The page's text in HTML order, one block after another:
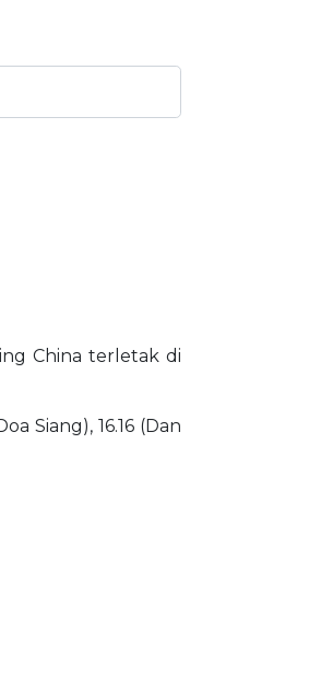
China terletak di
Siang), 16.16 (Dan